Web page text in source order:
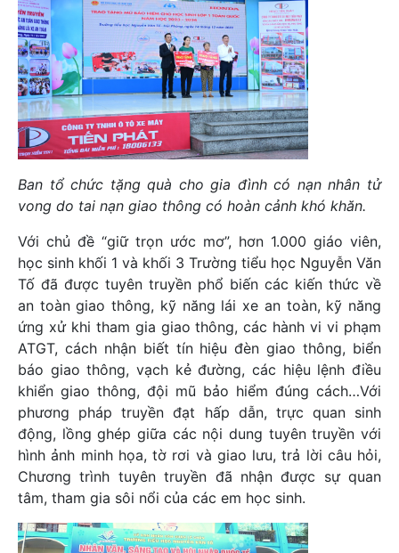
Ban tổ chức tặng quà cho gia đình có nạn nhân tử
vong do tai nạn giao thông có hoàn cảnh khó khăn.
Với chủ đề “giữ trọn ước mơ”, hơn 1.000 giáo viên,
học sinh khối 1 và khối 3 Trường tiểu học Nguyễn Văn
Tố đã được tuyên truyền phổ biến các kiến thức về
an toàn giao thông, kỹ năng lái xe an toàn, kỹ năng
ứng xử khi tham gia giao thông, các hành vi vi phạm
ATGT, cách nhận biết tín hiệu đèn giao thông, biển
báo giao thông, vạch kẻ đường, các hiệu lệnh điều
khiển giao thông, đội mũ bảo hiểm đúng cách…Với
phương pháp truyền đạt hấp dẫn, trực quan sinh
động, lồng ghép giữa các nội dung tuyên truyền với
hình ảnh minh họa, tờ rơi và giao lưu, trả lời câu hỏi,
Chương trình tuyên truyền đã nhận được sự quan
tâm, tham gia sôi nổi của các em học sinh.